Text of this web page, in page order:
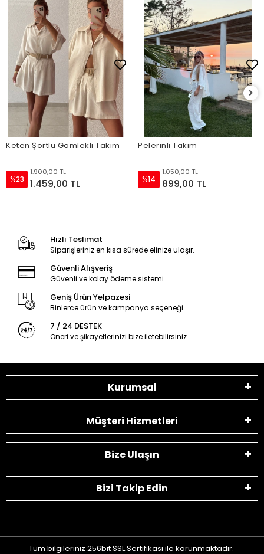
Keten Şortlu Gömlekli Takım
%23
1.900,00 TL
1.459,00 TL
Pelerinli Takım
%14
1.050,00 TL
899,00 TL
Hızlı Teslimat
Siparişleriniz en kısa sürede elinize ulaşır.
Güvenli Alışveriş
Güvenli ve kolay ödeme sistemi
Geniş Ürün Yelpazesi
Binlerce ürün ve kampanya seçeneği
7 / 24 DESTEK
Öneri ve şikayetlerinizi bize iletebilirsiniz.
Kurumsal
Müşteri Hizmetleri
Bize Ulaşın
Bizi Takip Edin
Tüm bilgileriniz 256bit SSL Sertifikası ile korunmaktadır.